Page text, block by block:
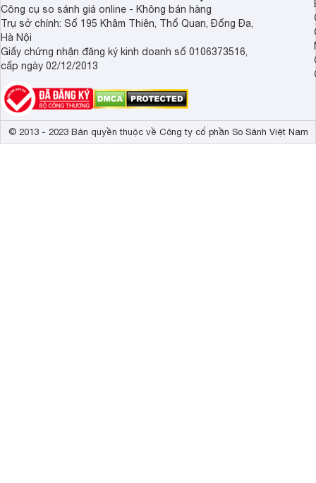
Công cụ so sánh giá online - Không bán hàng
Trụ sở chính: Số 195 Khâm Thiên, Thổ Quan, Đống Đa,
Hà Nội
Giấy chứng nhận đăng ký kinh doanh số 0106373516,
cấp ngày 02/12/2013
© 2013 - 2023 Bản quyền thuộc về Công ty cổ phần So Sánh Việt Nam